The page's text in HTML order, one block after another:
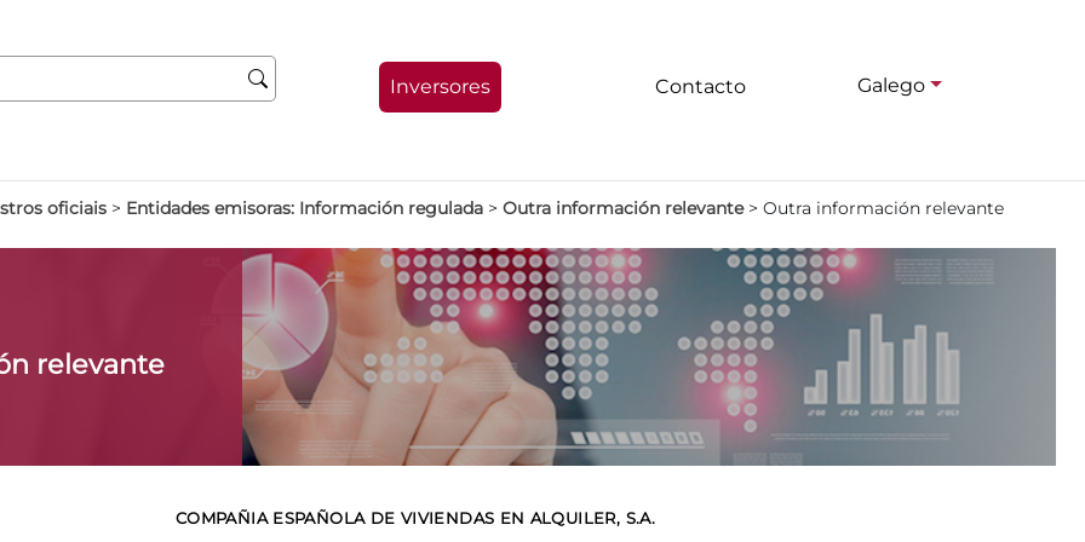
Inversores Contacto Galego
oficiais > Entidades emisoras: Información regulada > Outra información relevante> Outra información relevante
relevante
COMPAÑIA ESPAÑOLA DE VIVIENDAS EN ALQUILER, S.A.